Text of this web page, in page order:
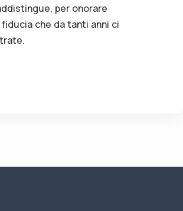
per onorare
che da tanti anni ci